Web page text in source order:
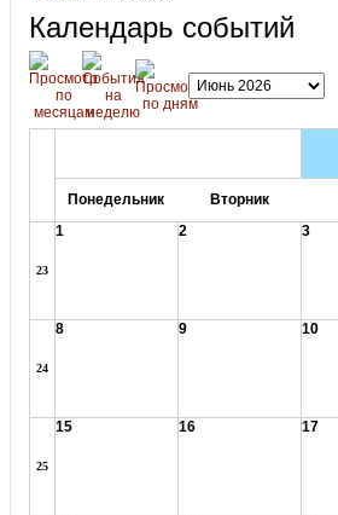
Календарь событий
Понедельник Вторник
23
1 2 3
24
8 9 10
25
15 16 17